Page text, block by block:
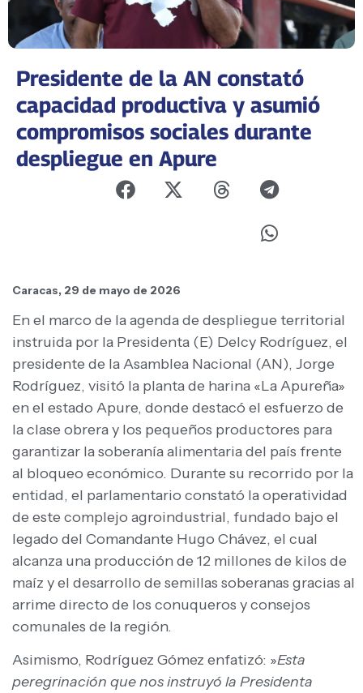
Presidente de la AN constató
capacidad productiva y asumió
compromisos sociales durante
despliegue en Apure
Caracas, 29 de mayo de 2026
En el marco de la agenda de despliegue territorial
instruida por la Presidenta (E) Delcy Rodríguez, el
presidente de la Asamblea Nacional (AN), Jorge
Rodríguez, visitó la planta de harina «La Apureña»
en el estado Apure, donde destacó el esfuerzo de
la clase obrera y los pequeños productores para
garantizar la soberanía alimentaria del país frente
al bloqueo económico. Durante su recorrido por la
entidad, el parlamentario constató la operatividad
de este complejo agroindustrial, fundado bajo el
legado del Comandante Hugo Chávez, el cual
alcanza una producción de 12 millones de kilos de
maíz y el desarrollo de semillas soberanas gracias al
arrime directo de los conuqueros y consejos
comunales de la región.
Asimismo, Rodríguez Gómez enfatizó: »Esta
peregrinación que nos instruyó la Presidenta